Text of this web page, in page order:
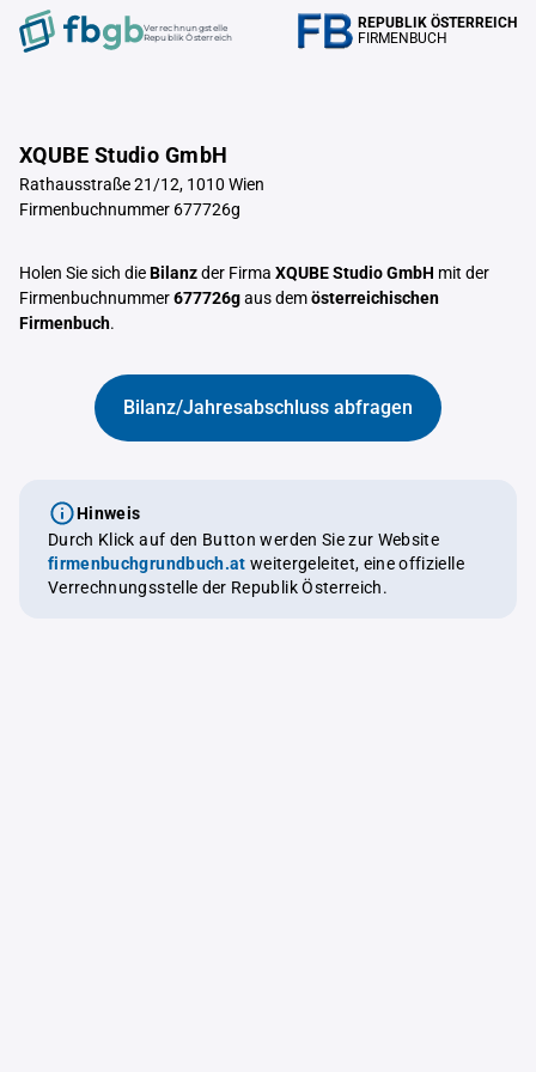
Verrechnungstelle
Republik Österreich
REPUBLIK ÖSTERREICH
FIRMENBUCH
XQUBE Studio GmbH
Rathausstraße 21/12, 1010 Wien
Firmenbuchnummer 677726g
Holen Sie sich dieBilanzder Firma XQUBE Studio GmbH mit der
Firmenbuchnummer677726gaus demösterreichischen
Firmenbuch.
Bilanz/Jahresabschluss abfragen
Hinweis
Durch Klick auf den Button werden Sie zur Website
firmenbuchgrundbuch.at weitergeleitet, eine offizielle
Verrechnungsstelle der Republik Österreich.